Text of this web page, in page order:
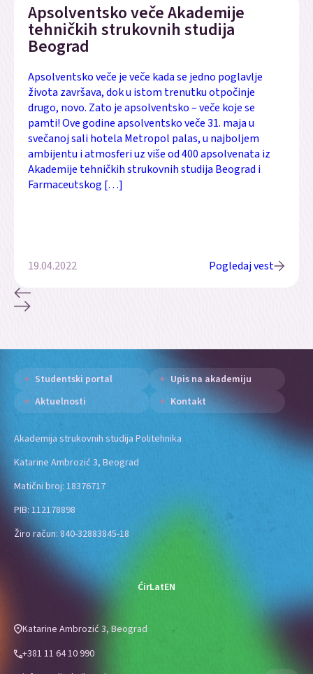
Apsolventsko veče Akademije
tehničkih strukovnih studija
Beograd
Apsolventsko veče je veče kada se jedno poglavlje
života završava, dok u istom trenutku otpočinje
drugo, novo. Zato je apsolventsko – veče koje se
pamti! Ove godine apsolventsko veče 31. maja u
svečanoj sali hotela Metropol palas, u najboljem
ambijentu i atmosferi uz više od 400 apsolvenata iz
Akademije tehničkih strukovnih studija Beograd i
Farmaceutskog […]
19.04.2022 Pogledaj vest
Studentski portal
Upis na akademiju
Aktuelnosti
Kontakt
Akademija strukovnih studija Politehnika
Katarine Ambrozić 3, Beograd
Matični broj: 18376717
PIB: 112178898
Žiro račun: 840-32883845-18
ĆirLatEN
Katarine Ambrozić 3, Beograd
+381 11 64 10 990